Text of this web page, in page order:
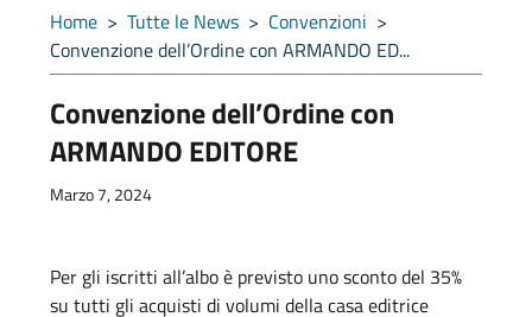
Home > Tutte le News > Convenzioni >
Convenzione dell’Ordine con ARMANDO ED...
Convenzione dell’Ordine con
ARMANDO EDITORE
Marzo 7, 2024
Per gli iscritti all’albo è previsto uno sconto del 35%
su tutti gli acquisti di volumi della casa editrice